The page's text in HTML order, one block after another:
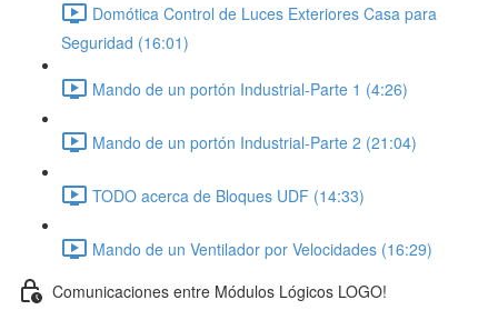
Domótica Control de Luces Exteriores Casa para
Seguridad (16:01)
Mando de un portón Industrial-Parte 1 (4:26)
Mando de un portón Industrial-Parte 2 (21:04)
TODO acerca de Bloques UDF (14:33)
Mando de un Ventilador por Velocidades (16:29)
Comunicaciones entre Módulos Lógicos LOGO!